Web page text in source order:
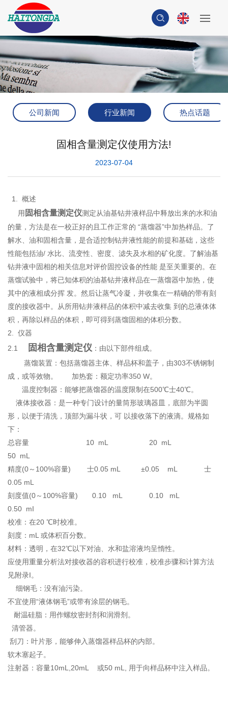
公司新闻 行业新闻 热点话题
固相含量测定仪使用方法!
2023-07-04
1. 概述
用 固相含量测定仪测定从油基钻井液样品中释放出来的水和油
的量，方法是在一校正好的且工作正常的 “蒸馏器”中加热样品。了
解水、油和固相含量，是合适控制钻井液性能的前提和基础，这些
性能包括油/ 水比、流变性、密度、滤失及水相的矿化度。了解油基
钻井液中固相的相关信息对评价固控设备的性能 是至关重要的。在
蒸馏试验中，将已知体积的油基钻井液样品在一蒸馏器中加热，使
其中的液相成分挥 发。然后让蒸气冷凝，并收集在一精确的带有刻
度的接收器中。从所用钻井液样品的体积中减去收集 到的总液体体
积，再除以样品的体积，即可得到蒸馏固相的体积分数。
2. 仪器
2.1
固相含量测定仪 ：由以下部件组成。
蒸馏装置：包括蒸馏器主体、样品杯和盖子，由303不锈钢制
成，或等效物。 加热套：额定功率350 W。
温度控制器：能够把蒸馏器的温度限制在500℃士40℃。
液体接收器：是一种专门设计的量筒形玻璃器皿，底部为半圆
形，以便于清洗，顶部为漏斗状，可 以接收落下的液滴。规格如
下：
总容量 10 mL 20 mL
50 mL
精度(0～100%容量) 士0.05 mL ±0.05 mL 士
0.05 mL
刻度值(0～100%容量) 0.10 mL 0.10 mL
0.50 mI
校准：在20 ℃时校准。
刻度：mL 或体积百分数。
材料：透明，在32℃以下对油、水和盐溶液均呈惰性。
应使用重量分析法对接收器的容积进行校准，校准步骤和计算方法
见附录I。
细钢毛：没有油污染。
不宜使用“液体钢毛”或带有涂层的钢毛。
耐温硅脂：用作螺纹密封剂和润滑剂。
清管器。
刮刀：叶片形，能够伸入蒸馏器样品杯的内部。
软木塞起子。
注射器：容量10mL,20mL 或50 mL, 用于向样品杯中注入样品。